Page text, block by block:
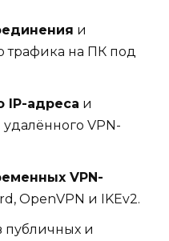
и
трафика на ПК под
IP-адреса и
VPN-
VPN-
OpenVPN и IKEv2.
публичных и